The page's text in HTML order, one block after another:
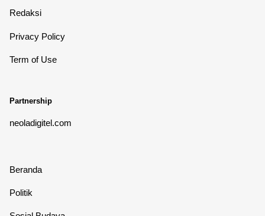
Redaksi
Privacy Policy
Term of Use
Partnership
neoladigitel.com
Beranda
Politik